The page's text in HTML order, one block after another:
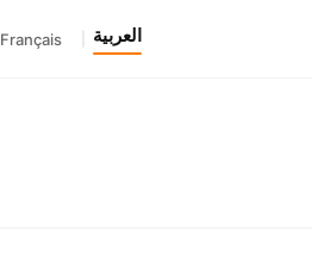
العربية Français